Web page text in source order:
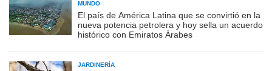
MUNDO
El país de América Latina que se convirtió en la
nueva potencia petrolera y hoy sella un acuerdo
histórico con Emiratos Árabes
JARDINERÍA